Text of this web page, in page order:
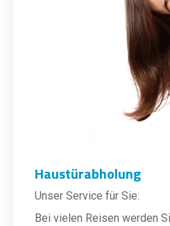
Haustürabholung
Unser Service für Sie:
Bei vielen Reisen werden